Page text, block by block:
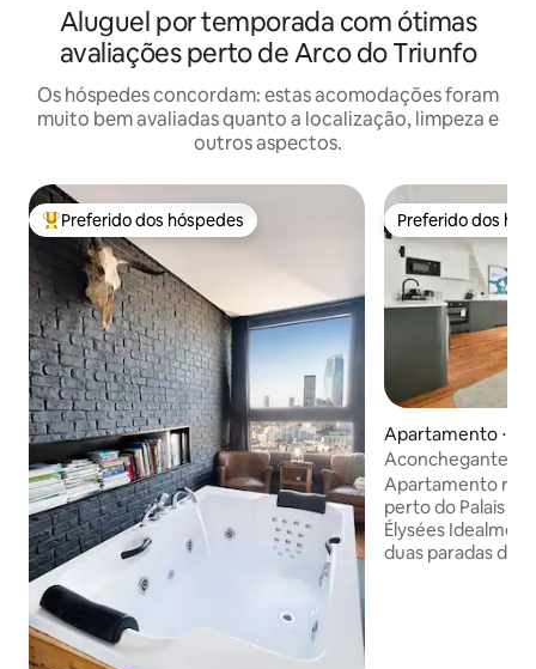
Aluguel por temporada com ótimas
avaliações perto de Arco do Triunfo
Os hóspedes concordam: estas acomodações foram
muito bem avaliadas quanto a localização, limpeza e
outros aspectos.
Entre os melhores preferidos dos hóspedes
Preferido dos hóspedes Preferido dos
Preferido dos
Apartamento ⋅
Aconchegante e
Champs-Élysées
Apartamento
perto do Palais
Élysées
duas paradas de